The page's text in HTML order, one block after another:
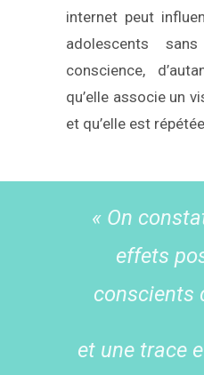
internet peut
adolescents
conscience,
qu’elle associe un
et qu’elle est
« On
effets
conscients
et une trace